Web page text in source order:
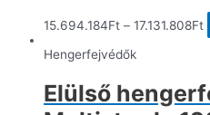
15.694.184Ft – 17.131.808Ft
Hengerfejvédők
Elülső